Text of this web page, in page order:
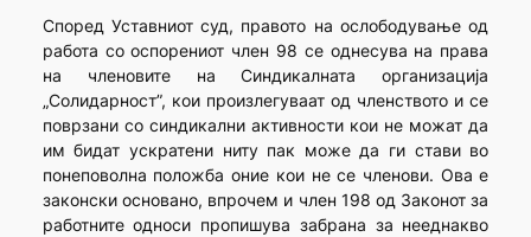
Според Уставниот суд, правото на ослободување од
работа со оспорениот член 98 се однесува на права
на членовите на Синдикалната организација
„Солидарност”, кои произлегуваат од членството и се
поврзани со синдикални активности кои не можат да
им бидат ускратени ниту пак може да ги стави во
понеповолна положба оние кои не се членови. Ова е
законски основано, впрочем и член 198 од Законот за
работните односи пропишува забрана за нееднакво